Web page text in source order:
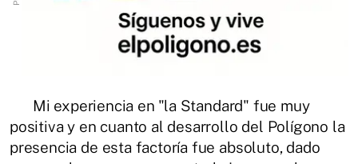
Mi experiencia en "la Standard" fue muy
positiva y en cuanto al desarrollo del Polígono la
presencia de esta factoría fue absoluto, dado